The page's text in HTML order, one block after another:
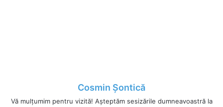
Cosmin Șontică
Vă mulțumim pentru vizită! Așteptăm sesizările dumneavoastră la